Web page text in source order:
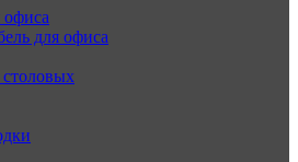
офиса
для офиса